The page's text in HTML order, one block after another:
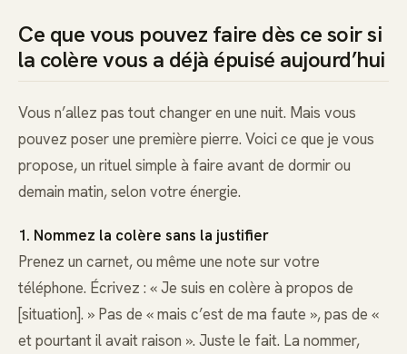
Ce que vous pouvez faire dès ce soir si
la colère vous a déjà épuisé aujourd’hui
Vous n’allez pas tout changer en une nuit. Mais vous
pouvez poser une première pierre. Voici ce que je vous
propose, un rituel simple à faire avant de dormir ou
demain matin, selon votre énergie.
1. Nommez la colère sans la justifier
Prenez un carnet, ou même une note sur votre
téléphone. Écrivez : « Je suis en colère à propos de
[situation]. » Pas de « mais c’est de ma faute », pas de «
et pourtant il avait raison ». Juste le fait. La nommer,